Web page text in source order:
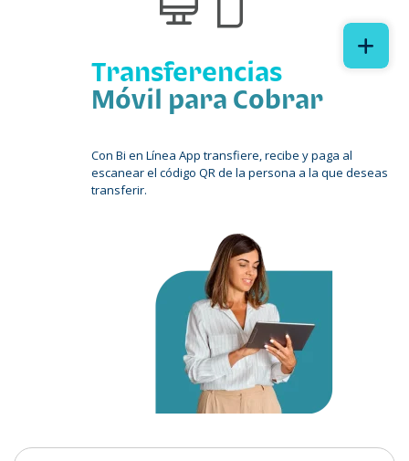
Transferencias
Móvil para Cobrar
Con Bi en Línea App transfiere, recibe y paga al
escanear el código QR de la persona a la que deseas
transferir.